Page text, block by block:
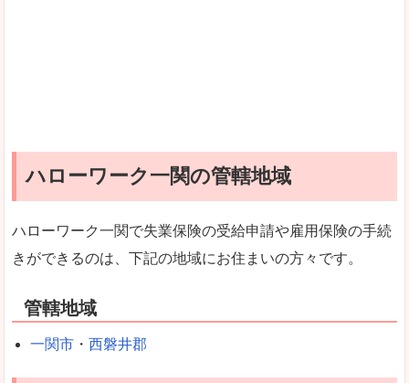
ハローワーク一関の管轄地域
ハローワーク一関で失業保険の受給申請や雇用保険の手続
きができるのは、下記の地域にお住まいの方々です。
管轄地域
一関市 ・ 西磐井郡